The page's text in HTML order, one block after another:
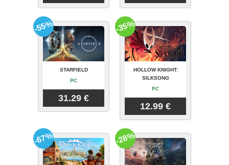
STARFIELD
PC
31.29 €
-55%
HOLLOW KNIGHT:
SILKSONG
PC
12.99 €
-35%
-67% -28%